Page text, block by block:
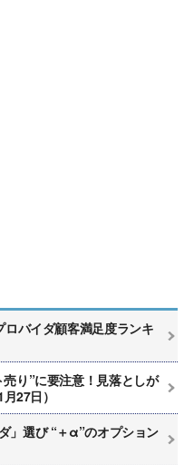
バイダ顧客満足度ランキ
売り”に要注意！見落としが
27日）
」選び “＋α”のオプション